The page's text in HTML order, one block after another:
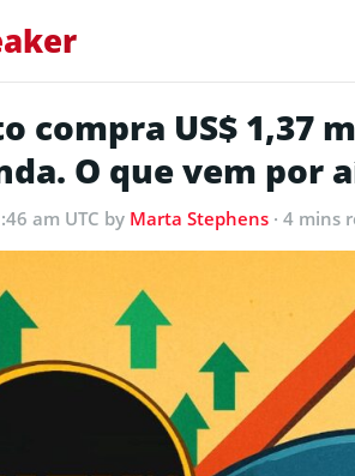
compra US$ 1,37
O que vem por
am UTC by Marta Stephens · 4 mins